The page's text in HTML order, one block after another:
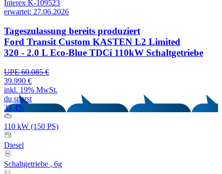
erwartet: 27.06.2026
Tageszulassung bereits produziert
Ford Transit Custom KASTEN L2 Limited
320 - 2.0 L Eco-Blue TDCi 110kW Schaltgetriebe
UPE 60.085 €
39.990 €
inkl. 19% MwSt.
du sparst
33,4%
110 kW (150 PS)
Diesel
Schaltgetriebe , 6g